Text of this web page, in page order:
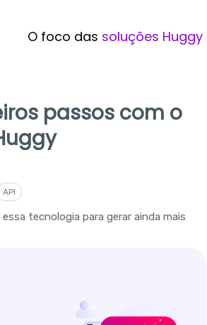
O foco das soluções Huggy
passos com o
API
tecnologia para gerar ainda mais